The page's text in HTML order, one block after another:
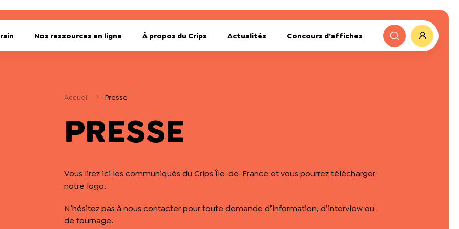
Nos ressources en ligne À propos du Crips Actualités Concours d’affiches
Accueil Presse
PRESSE
Vous lirez ici les communiqués du Crips Île-de-France et vous pourrez télécharger
notre logo.
N’hésitez pas à nous contacter pour toute demande d’information, d’interview ou
de tournage.